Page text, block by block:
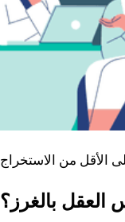
بالغرز؟